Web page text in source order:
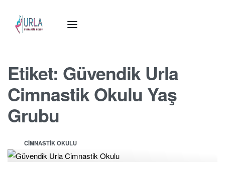
Etiket: Güvendik Urla
Cimnastik Okulu Yaş
Grubu
CIMNASTIK OKULU